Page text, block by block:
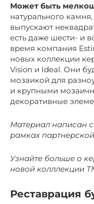
Может быть
натурального
выпускают
есть даже шести- и
время компания
новых коллекции
Vision и Ideal. Они
мозаикой для
и крупными
декоративные
Материал написан
рамках
Узнайте больше о
новой колллекции
Реставрация